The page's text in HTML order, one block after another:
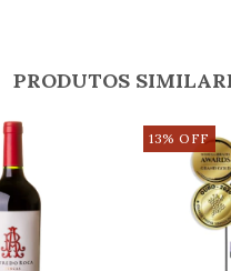
PRODUTOS
13% OFF